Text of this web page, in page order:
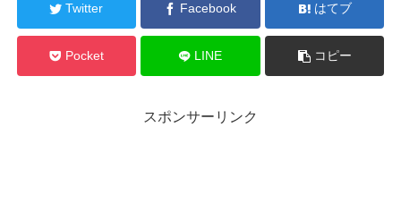
Twitter Facebook はてブ
Pocket LINE コピー
スポンサーリンク